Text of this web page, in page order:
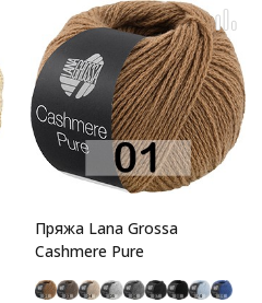
Пряжа Lana Grossa
Cashmere Pure